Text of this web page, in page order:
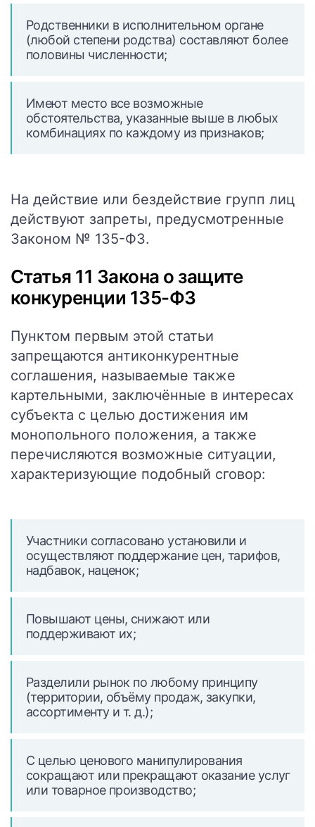
Родственники в исполнительном органе
(любой степени родства) составляют более
половины численности;
Имеют место все возможные
обстоятельства, указанные выше в любых
комбинациях по каждому из признаков;
На действие или бездействие групп лиц
действуют запреты, предусмотренные
Законом № 135-ФЗ.
Статья 11 Закона о защите
конкуренции 135-ФЗ
Пунктом первым этой статьи
запрещаются антиконкурентные
соглашения, называемые также
картельными, заключённые в интересах
субъекта с целью достижения им
монопольного положения, а также
перечисляются возможные ситуации,
характеризующие подобный сговор:
Участники согласовано установили и
осуществляют поддержание цен, тарифов,
надбавок, наценок;
Повышают цены, снижают или
поддерживают их;
Разделили рынок по любому принципу
(территории, объёму продаж, закупки,
ассортименту и т. д.);
С целью ценового манипулирования
сокращают или прекращают оказание услуг
или товарное производство;